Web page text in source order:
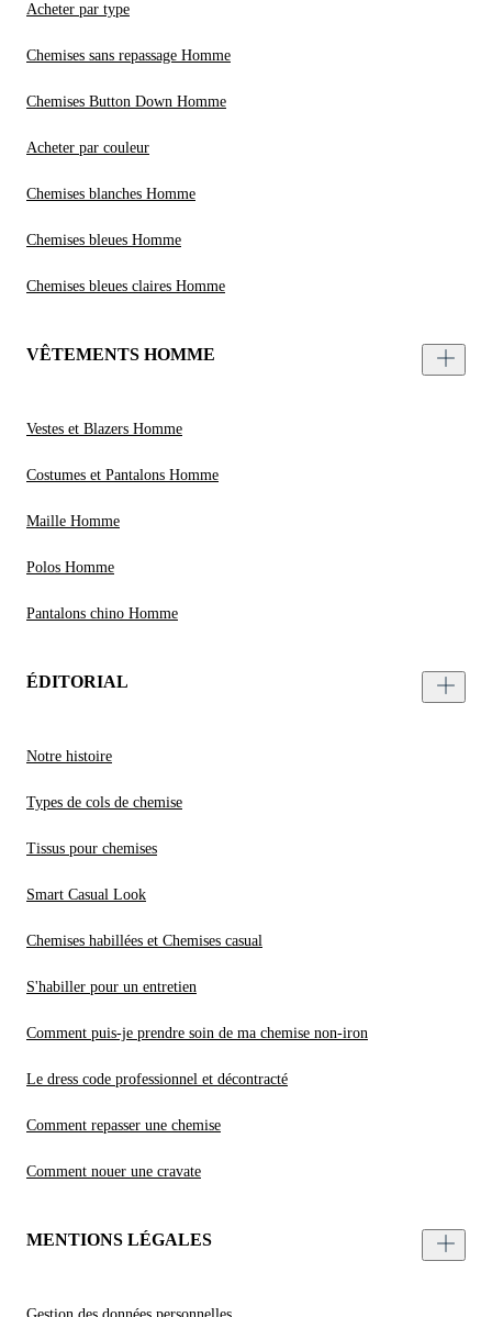
Acheter par type
Chemises sans repassage Homme
Chemises Button Down Homme
Acheter par couleur
Chemises blanches Homme
Chemises bleues Homme
Chemises bleues claires Homme
VÊTEMENTS HOMME
Vestes et Blazers Homme
Costumes et Pantalons Homme
Maille Homme
Polos Homme
Pantalons chino Homme
ÉDITORIAL
Notre histoire
Types de cols de chemise
Tissus pour chemises
Smart Casual Look
Chemises habillées et Chemises casual
S'habiller pour un entretien
Comment puis-je prendre soin de ma chemise non-iron
Le dress code professionnel et décontracté
Comment repasser une chemise
Comment nouer une cravate
MENTIONS LÉGALES